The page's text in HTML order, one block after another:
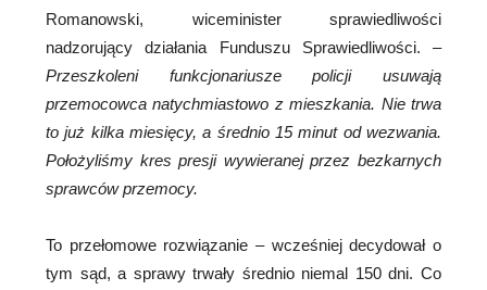
Romanowski, wiceminister sprawiedliwości
nadzorujący działania Funduszu Sprawiedliwości. –
Przeszkoleni funkcjonariusze policji usuwają
przemocowca natychmiastowo z mieszkania. Nie trwa
to już kilka miesięcy, a średnio 15 minut od wezwania.
Położyliśmy kres presji wywieranej przez bezkarnych
sprawców przemocy.
To przełomowe rozwiązanie – wcześniej decydował o
tym sąd, a sprawy trwały średnio niemal 150 dni. Co